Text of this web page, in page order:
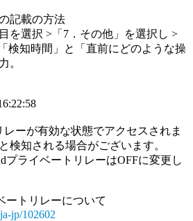
記載の方法
を選択 >「7．その他」を選択し >
検知時間」と「直前にどのような操
。
ーが有効な状態でアクセスされま
検知される場合がございます。
プライベートリレーはOFFに変更し
ートリレーについて
jp/102602